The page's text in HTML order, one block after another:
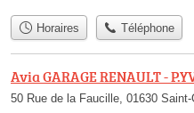
Horaires Téléphone
Avia GARAGE RENAULT -
50 Rue de la Faucille, 01630